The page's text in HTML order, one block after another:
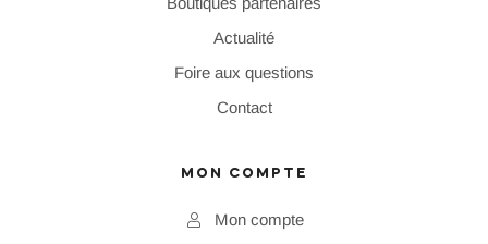
Actualité
Foire aux questions
Contact
MON COMPTE
Mon compte